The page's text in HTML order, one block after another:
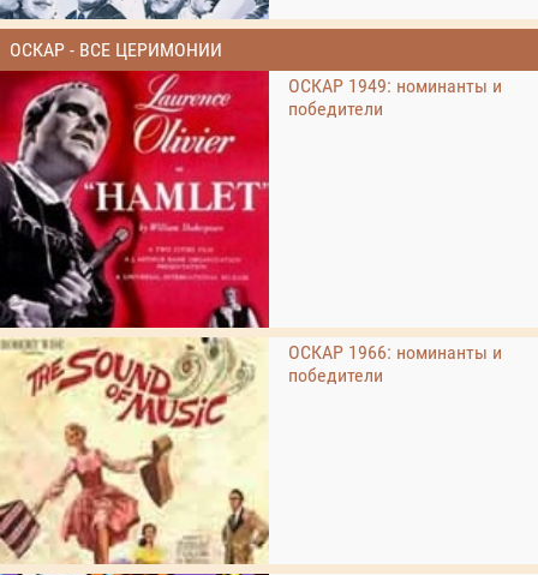
ОСКАР - ВСЕ ЦЕРИМОНИИ
ОСКАР 1949: номинанты и
победители
ОСКАР 1966: номинанты и
победители